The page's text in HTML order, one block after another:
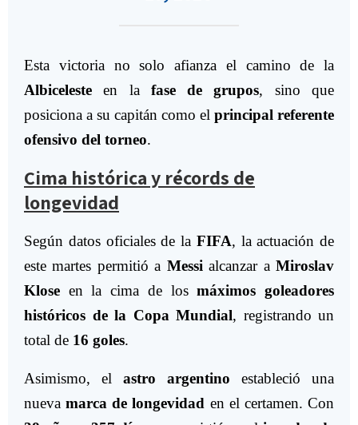
Esta victoria no solo afianza el camino de la
Albiceleste en la fase de grupos, sino que
posiciona a su capitán como el principal referente
ofensivo del torneo.
Cima histórica y récords de
longevidad
Según datos oficiales de la FIFA, la actuación de
este martes permitió a Messi alcanzar aMiroslav
Klose en la cima de losmáximos goleadores
históricos de la Copa Mundial, registrando un
total de 16 goles.
Asimismo, el astro argentino estableció una
nuevamarca de longevidad en el certamen. Con